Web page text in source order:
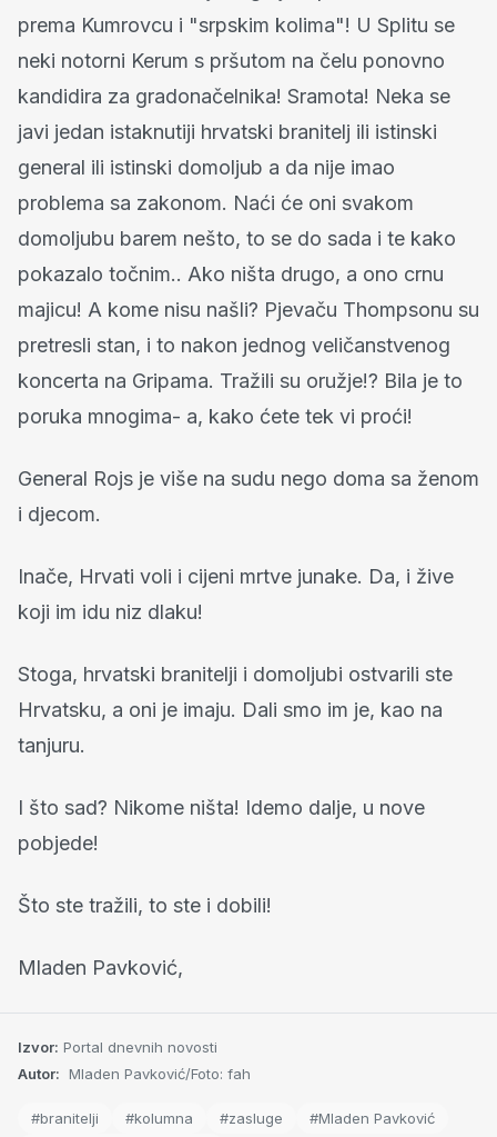
prema Kumrovcu i "srpskim kolima"! U Splitu se
neki notorni Kerum s pršutom na čelu ponovno
kandidira za gradonačelnika! Sramota! Neka se
javi jedan istaknutiji hrvatski branitelj ili istinski
general ili istinski domoljub a da nije imao
problema sa zakonom. Naći će oni svakom
domoljubu barem nešto, to se do sada i te kako
pokazalo točnim.. Ako ništa drugo, a ono crnu
majicu! A kome nisu našli? Pjevaču Thompsonu su
pretresli stan, i to nakon jednog veličanstvenog
koncerta na Gripama. Tražili su oružje!? Bila je to
poruka mnogima- a, kako ćete tek vi proći!
General Rojs je više na sudu nego doma sa ženom
i djecom.
Inače, Hrvati voli i cijeni mrtve junake. Da, i žive
koji im idu niz dlaku!
Stoga, hrvatski branitelji i domoljubi ostvarili ste
Hrvatsku, a oni je imaju. Dali smo im je, kao na
tanjuru.
I što sad? Nikome ništa! Idemo dalje, u nove
pobjede!
Što ste tražili, to ste i dobili!
Mladen Pavković,
Izvor: Portal dnevnih novosti
Autor: Mladen Pavković/Foto: fah
#branitelji #kolumna #zasluge
#Mladen Pavković